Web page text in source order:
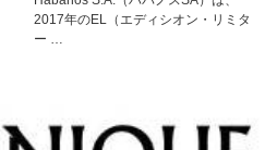
2017年のEL（エディシオン・リミタ
ー …